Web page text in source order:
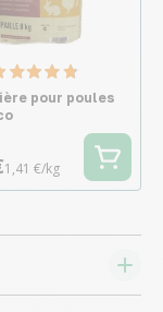
pour poules
1,41 €/kg